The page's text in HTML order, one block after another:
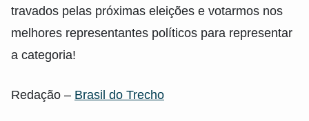
travados pelas próximas eleições e votarmos nos
melhores representantes políticos para representar
a categoria!
Redação – Brasil do Trecho